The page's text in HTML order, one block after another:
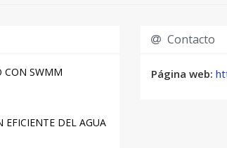
durante el curso
(a través de
la entrega de
soltura por el
Unidad 3.
CON SWMM
EFICIENTE DEL AGUA
Contacto
Página web: